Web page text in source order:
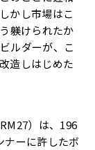
しかし市場はこ
躾けられたか
ルダーが、こ
造しはじめた
）は、 196
ナーに許したボ